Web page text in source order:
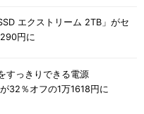
エクストリーム 2TB」がセ
円に
すっきりできる電源
32％オフの1万1618円に